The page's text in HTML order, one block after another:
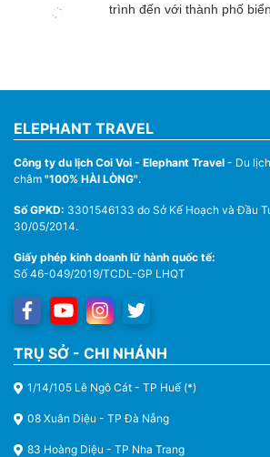
trình đến với thành phố
ELEPHANT TRAVEL
Công ty du lịch Coi Voi - Elephant Travel - Du
châm "100% HÀI LÒNG".
Số GPKD: 3301546133 do Sở Kế Hoạch và Đầu
30/05/2014.
Giấy phép kinh doanh lữ hành quốc tế:
Số 46-049/2019/TCDL-GP LHQT
TRỤ SỞ - CHI NHÁNH
1/14/105 Lê Ngô Cát - TP Huế (*)
08 Xuân Diệu - TP Đà Nẵng
83 Hoàng Diệu - TP Nha Trang